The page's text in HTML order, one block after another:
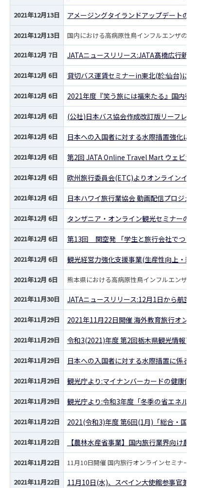
2021年12月13日 アメージングタイランドアップデートのご案内
2021年12月13日 国内における高病原性鳥インフルエンザの疑似患畜
2021年12月 7日 JATAニュースリリース:JATA髙橋広行新会長選
2021年12月 6日 貸切バス運賃セミナーin東北(於:仙台)について
2021年12月 6日 2021年度『笑う旅には福来たる』国内宿泊キャ
2021年12月 6日 (公社)日本バス協会作成改訂版リーフレットの周
2021年12月 6日 日本への入国者に対する水際措置強化に係る周
2021年12月 6日 第2回 JATA Online Travel Mart ウェビナー資料
2021年12月 6日 欧州旅行委員会(ETC)よりオンラインイベント”
2021年12月 6日 日本ハワイ旅行業協会 動画配信プロジェクト
2021年12月 6日 タンザニア・オンライン観光セミナーのご案内
2021年12月 6日 第13回 関空発 「学生と旅行会社でつくる」海
2021年12月 6日 観光経営力強化支援事業(生産性向上・新サービ
2021年12月 6日 熊本県における高病原性鳥インフルエンザの疑似患
2021年11月30日 JATAニュースリリース:12月1日から航空機利用
2021年11月29日 2021年11月22日開催 海外教育旅行オンラインセ
2021年11月29日 令和3(2021)年度 第2回栃木県観光情報商談会開
2021年11月29日 日本への入国者に対する水際措置に係る周知の
2021年11月29日 観光庁より:マイナンバーカードの健康保険証利
2021年11月29日 観光庁より:令和3年度「冬季の省エネルギーの
2021年11月22日 2021(令和3)年度 第6回(1月)「総合・国内旅程管
2021年11月22日 【農林水産省事業】国内旅行業界向け農泊に関
2021年11月22日 11月10日開催 国内旅行オンラインセミナー資料公開
2021年11月22日 11月10日(水)、スペイン大使館参事官兼スペイ